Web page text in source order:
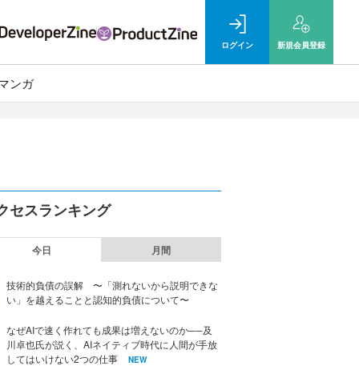
ログイン 新規会員登録
ンガ
セスランキング
今日 月間
技術的負債の誤解 〜「測れないから説明できな
い」を越えることと認知的負債について〜
なぜAIで速く作れても成果は増えないのか──及
川卓也氏が説く、AIネイティブ時代に人間が手放
してはいけない2つの仕事
NEW